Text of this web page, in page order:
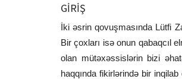
GİRİŞ
İki əsrin qovuşmasında Lütfi
Bir çoxları isə onun qabaqcıl
olan mütəxəssislərin bizi
haqqında fikirlərində bir